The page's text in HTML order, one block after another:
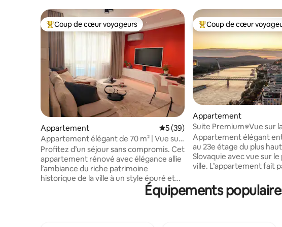
Coups de cœur voyageurs les plus appréciés
Coup de cœur voyageurs
Appartement Évaluation moyenne sur la base
5 (39)
Appartement élégant de 70 m² | Vue sur
le château | Vieille ville
Profitez d’un séjour sans compromis. Cet
appartement rénové avec élégance allie
l’ambiance du riche patrimoine
historique de la ville à un style épuré et
moderne et à un haut niveau de confort.
Depuis les fenêtres, vous pourrez
Coups de cœur
Coup de cœur
Appartement
Suite Premium※Vue sur la
VIEILLE VILLE※Parking
Appartement élégant
au 23e étage du plus
Slovaquie avec vue sur
ville. L’appartement fait partie du
commercial situé sur les
Danube. Depuis le hall
Équipements